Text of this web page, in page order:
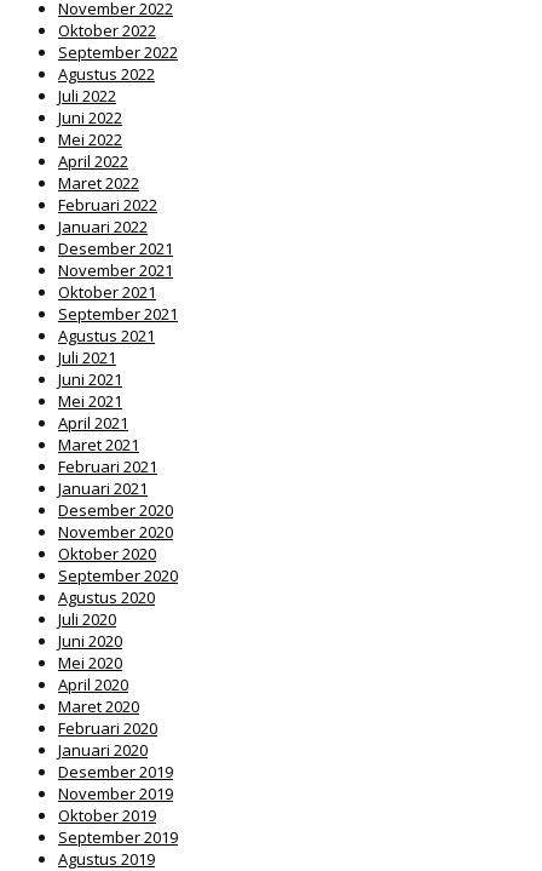
November 2022
Oktober 2022
September 2022
Agustus 2022
Juli 2022
Juni 2022
Mei 2022
April 2022
Maret 2022
Februari 2022
Januari 2022
Desember 2021
November 2021
Oktober 2021
September 2021
Agustus 2021
Juli 2021
Juni 2021
Mei 2021
April 2021
Maret 2021
Februari 2021
Januari 2021
Desember 2020
November 2020
Oktober 2020
September 2020
Agustus 2020
Juli 2020
Juni 2020
Mei 2020
April 2020
Maret 2020
Februari 2020
Januari 2020
Desember 2019
November 2019
Oktober 2019
September 2019
Agustus 2019